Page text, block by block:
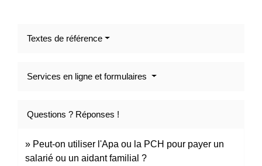
Textes de référence
Services en ligne et formulaires
Questions ? Réponses !
Peut-on utiliser l'Apa ou la PCH pour payer un
salarié ou un aidant familial ?